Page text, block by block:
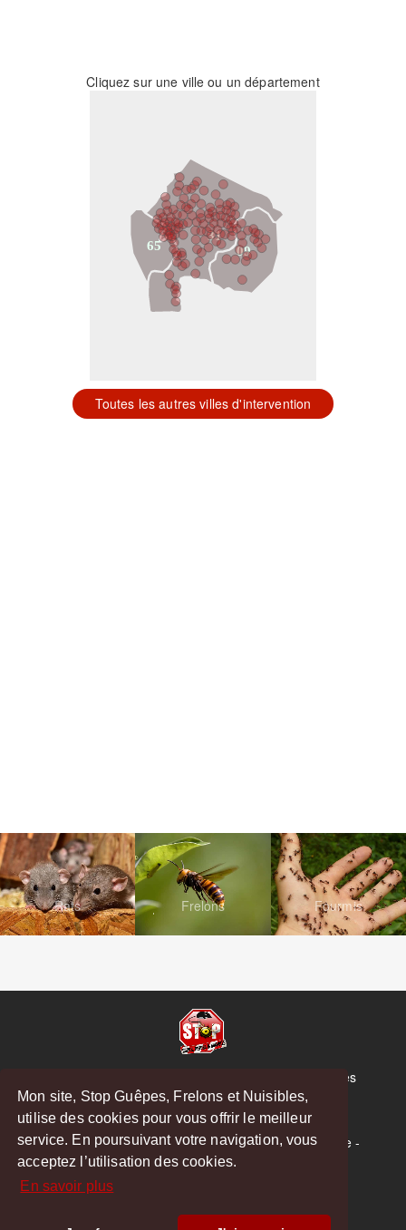
Mon site, Stop Guêpes, Frelons et Nuisibles,
utilise des cookies pour vous offrir le meilleur
service. En poursuivant votre navigation, vous
acceptez l’utilisation des cookies.
En savoir plus
Cliquez sur une ville ou un département
31
09
65
Toutes les autres villes d'intervention
Rats Frelons Fourmis
© Copyright 2026 Stop Guêpes, Frelons et Nuisibles
Mentions légales
Créé parMattWeb
Saint-Gaudens-Saint-Girons-Boulogne-sur-Gesse-
Montréjeau